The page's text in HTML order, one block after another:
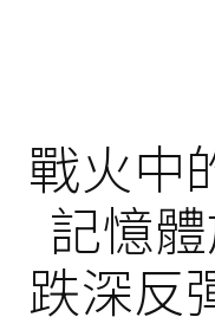
戰火中
記憶
跌深反